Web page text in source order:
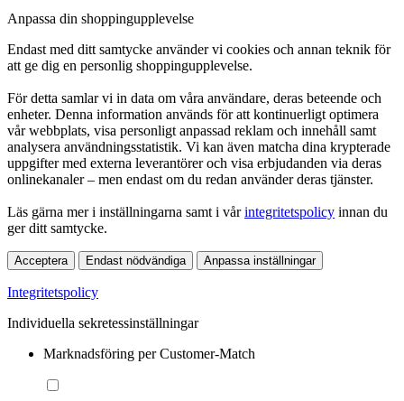
Anpassa din shoppingupplevelse
Endast med ditt samtycke använder vi cookies och annan teknik för
att ge dig en personlig shoppingupplevelse.
För detta samlar vi in data om våra användare, deras beteende och
enheter. Denna information används för att kontinuerligt optimera
vår webbplats, visa personligt anpassad reklam och innehåll samt
analysera användningsstatistik. Vi kan även matcha dina krypterade
uppgifter med externa leverantörer och visa erbjudanden via deras
onlinekanaler – men endast om du redan använder deras tjänster.
Läs gärna mer i inställningarna samt i vårintegritetspolicy innan du
ger ditt samtycke.
Acceptera Endast nödvändiga Anpassa inställningar
Integritetspolicy
Individuella sekretessinställningar
Marknadsföring per Customer-Match